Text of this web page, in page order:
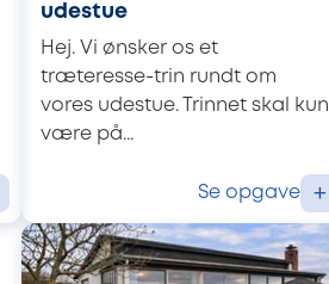
udestue
Hej. Vi ønsker os et
træteresse-trin rundt om
vores udestue. Trinnet skal kun
være på...
Se opgave +